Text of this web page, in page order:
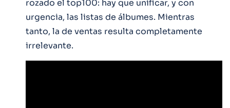
rozado el top100: hay que unificar, y con
urgencia, las listas de álbumes. Mientras
tanto, la de ventas resulta completamente
irrelevante.